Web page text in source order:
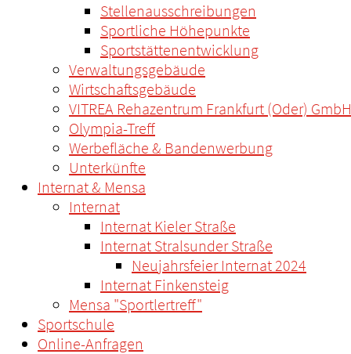
Stellenausschreibungen
Sportliche Höhepunkte
Sportstättenentwicklung
Verwaltungsgebäude
Wirtschaftsgebäude
VITREA Rehazentrum Frankfurt (Oder) GmbH
Olympia-Treff
Werbefläche & Bandenwerbung
Unterkünfte
Internat & Mensa
Internat
Internat Kieler Straße
Internat Stralsunder Straße
Neujahrsfeier Internat 2024
Internat Finkensteig
Mensa "Sportlertreff"
Sportschule
Online-Anfragen